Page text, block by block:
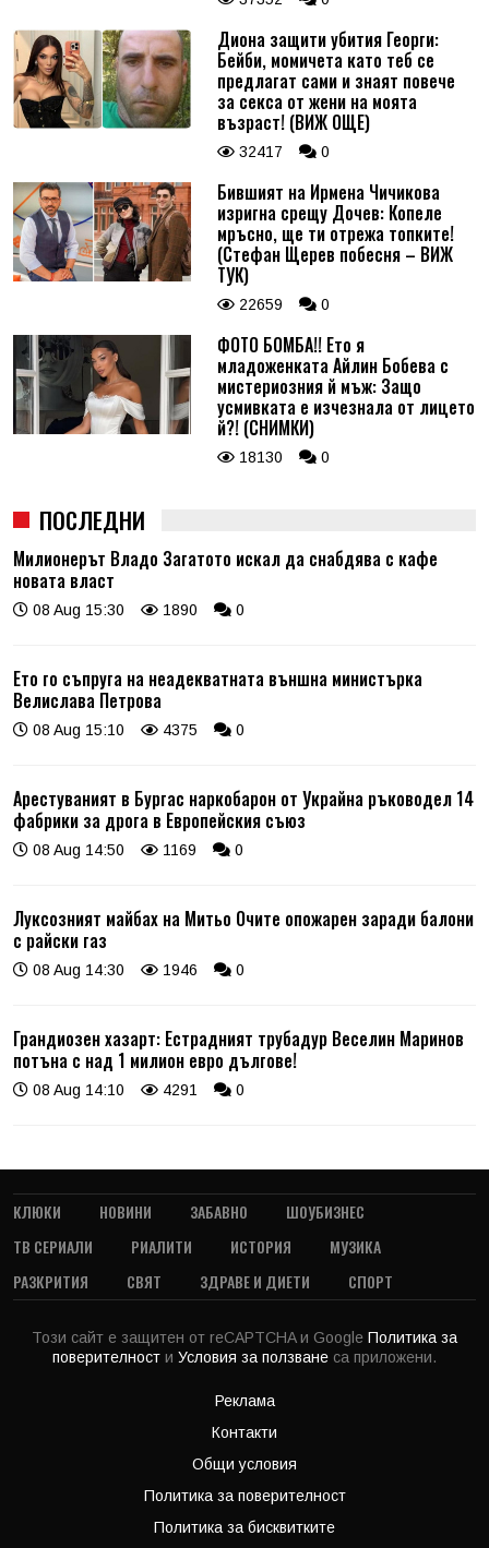
Диона защити убития Георги:
Бейби, момичета като теб се
предлагат сами и знаят повече
за секса от жени на моята
възраст! (ВИЖ ОЩЕ)
32417 0
Бившият на Ирмена Чичикова
изригна срещу Дочев: Копеле
мръсно, ще ти отрежа топките!
(Стефан Щерев побесня – ВИЖ
ТУК)
22659 0
ФОТО БОМБА!! Ето я
младоженката Айлин Бобева с
мистериозния й мъж: Защо
усмивката е изчезнала от лицето
й?! (СНИМКИ)
18130 0
ПОСЛЕДНИ
Милионерът Владо Загатото искал да снабдява с кафе
новата власт
08 Aug 15:30 1890 0
Ето го съпруга на неадекватната външна министърка
Велислава Петрова
08 Aug 15:10 4375 0
Арестуваният в Бургас наркобарон от Украйна ръководел 14
фабрики за дрога в Европейския съюз
08 Aug 14:50 1169 0
Луксозният майбах на Митьо Очите опожарен заради балони
с райски газ
08 Aug 14:30 1946 0
Грандиозен хазарт: Естрадният трубадур Веселин Маринов
потъна с над 1 милион евро дългове!
08 Aug 14:10 4291 0
КЛЮКИ НОВИНИ ЗАБАВНО
ШОУБИЗНЕС
ТВ СЕРИАЛИ
РИАЛИТИ ИСТОРИЯ
МУЗИКА
РАЗКРИТИЯ
СВЯТ ЗДРАВЕ И ДИЕТИ СПОРТ
Този сайт е защитен от reCAPTCHA и Google Политика за
поверителност и Условия за ползване са приложени.
Реклама
Контакти
Общи условия
Политика за поверителност
Политика за бисквитките